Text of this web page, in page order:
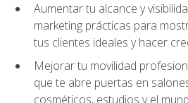
Aumentar tu alcance y
marketing prácticas para
tus clientes ideales y hacer
Mejorar tu movilidad
que te abre puertas en
cosméticos, estudios y el